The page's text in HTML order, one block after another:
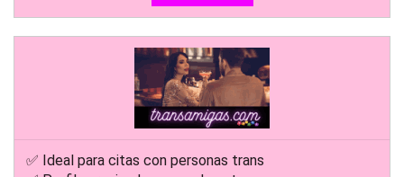
✅ Ideal para citas con personas trans